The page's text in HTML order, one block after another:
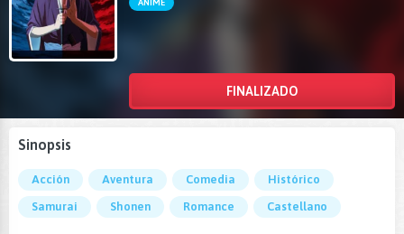
ANIME
FINALIZADO
Sinopsis
Acción Aventura Comedia
Histórico
Samurai
Shonen Romance Castellano